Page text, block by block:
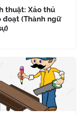
thuật: Xảo thủ
đoạt (Thành ngữ